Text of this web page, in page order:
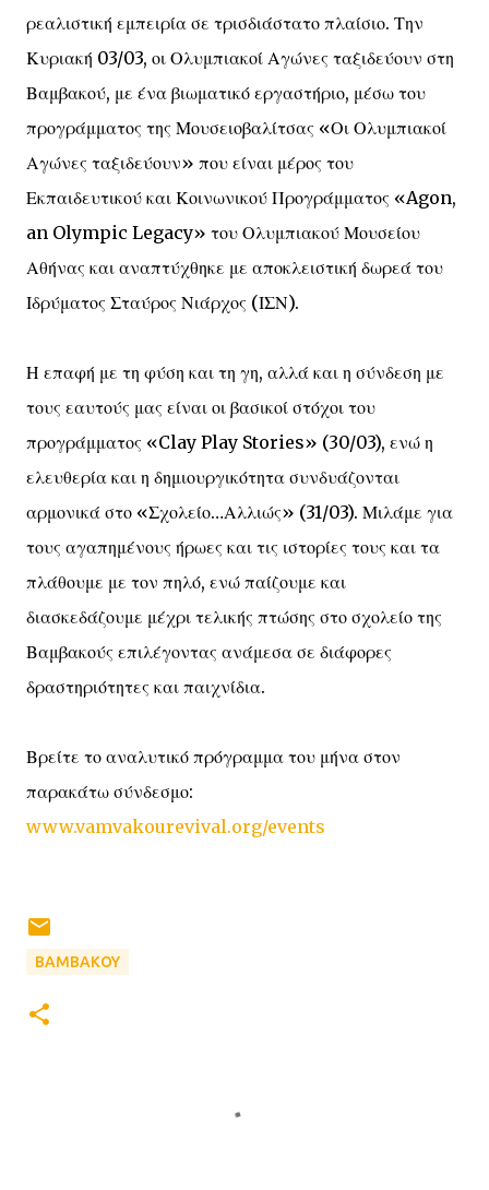
ρεαλιστική εμπειρία σε τρισδιάστατο πλαίσιο. Την
Κυριακή 03/03, οι Ολυμπιακοί Αγώνες ταξιδεύουν στη
Βαμβακού, με ένα βιωματικό εργαστήριο, μέσω του
προγράμματος της Μουσειοβαλίτσας «Οι Ολυμπιακοί
Αγώνες ταξιδεύουν» που είναι μέρος του
Εκπαιδευτικού και Κοινωνικού Προγράμματος «Agon,
an Olympic Legacy» του Ολυμπιακού Μουσείου
Αθήνας και αναπτύχθηκε με αποκλειστική δωρεά του
Ιδρύματος Σταύρος Νιάρχος (ΙΣΝ).
Η επαφή με τη φύση και τη γη, αλλά και η σύνδεση με
τους εαυτούς μας είναι οι βασικοί στόχοι του
προγράμματος «Clay Play Stories» (30/03), ενώ η
ελευθερία και η δημιουργικότητα συνδυάζονται
αρμονικά στο «Σχολείο…Αλλιώς» (31/03). Μιλάμε για
τους αγαπημένους ήρωες και τις ιστορίες τους και τα
πλάθουμε με τον πηλό, ενώ παίζουμε και
διασκεδάζουμε μέχρι τελικής πτώσης στο σχολείο της
Βαμβακούς επιλέγοντας ανάμεσα σε διάφορες
δραστηριότητες και παιχνίδια.
Βρείτε το αναλυτικό πρόγραμμα του μήνα στον
παρακάτω σύνδεσμο:
www.vamvakourevival.org/events
ΒΑΜΒΑΚΟΥ